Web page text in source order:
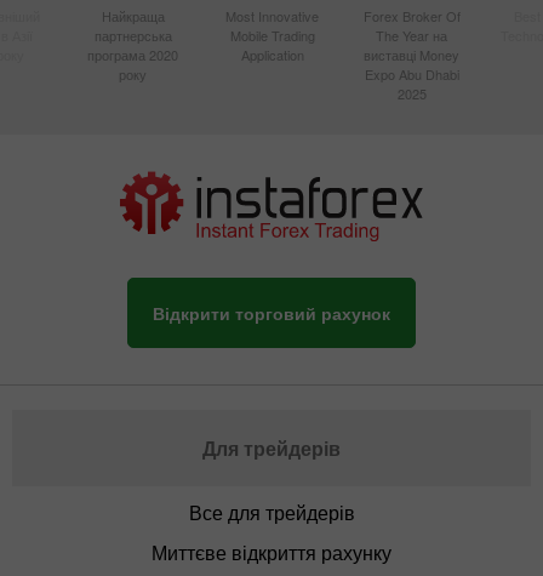
Найкраща
партнерська
програма 2020
року
Most Innovative
Mobile Trading
Application
Forex Broker Of
The Year на
виставці Money
Expo Abu Dhabi
2025
Відкрити торговий рахунок
Для трейдерів
Все для трейдерів
Миттєве відкриття рахунку